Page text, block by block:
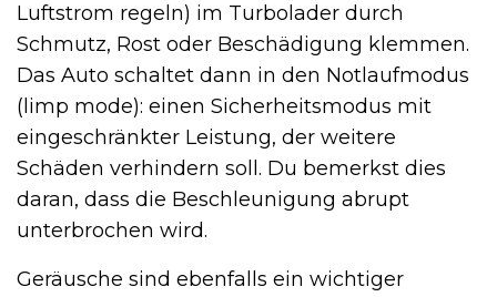
Luftstrom regeln) im Turbolader durch
Schmutz, Rost oder Beschädigung klemmen.
Das Auto schaltet dann in den Notlaufmodus
(limp mode): einen Sicherheitsmodus mit
eingeschränkter Leistung, der weitere
Schäden verhindern soll. Du bemerkst dies
daran, dass die Beschleunigung abrupt
unterbrochen wird.
Geräusche sind ebenfalls ein wichtiger